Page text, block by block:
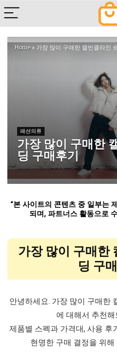
Home » 가장 많이 구매한 캘빈클라인
패션의류
가장 많이 구매한
딩 구매후기
“본 사이트의 콘텐츠 중 일부는
되며, 파트너스 활동으로
가장 많이 구매한
딩 구
안녕하세요. 가장 많이 구매한
에 대해서 추천
제품별 스펙과 가격대, 사용 후
현명한 구매 결정을 위